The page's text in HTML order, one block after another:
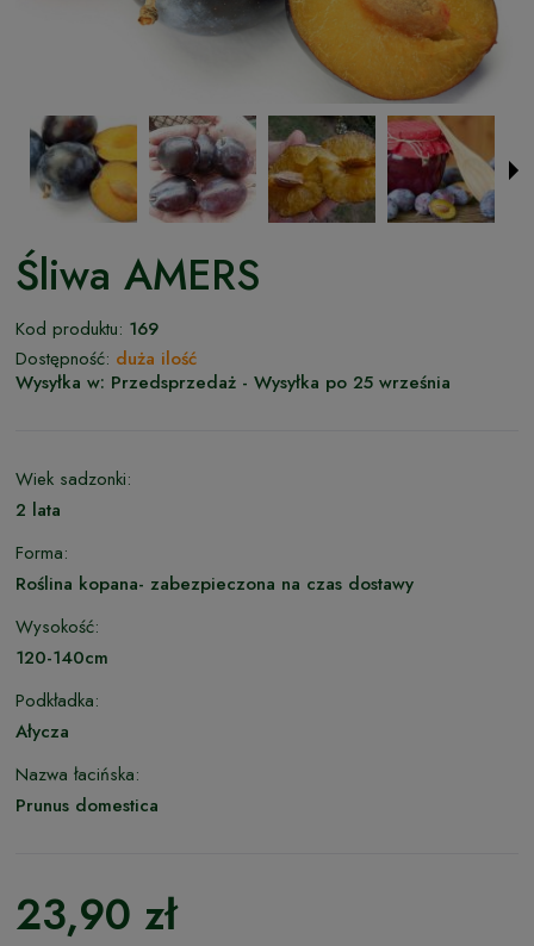
Śliwa AMERS
Kod produktu: 169
Dostępność: duża ilość
Wysyłka w: Przedsprzedaż - Wysyłka po 25 września
Wiek sadzonki:
2 lata
Forma:
Roślina kopana- zabezpieczona na czas dostawy
Wysokość:
120-140cm
Podkładka:
Ałycza
Nazwa łacińska:
Prunus domestica
23,90 zł